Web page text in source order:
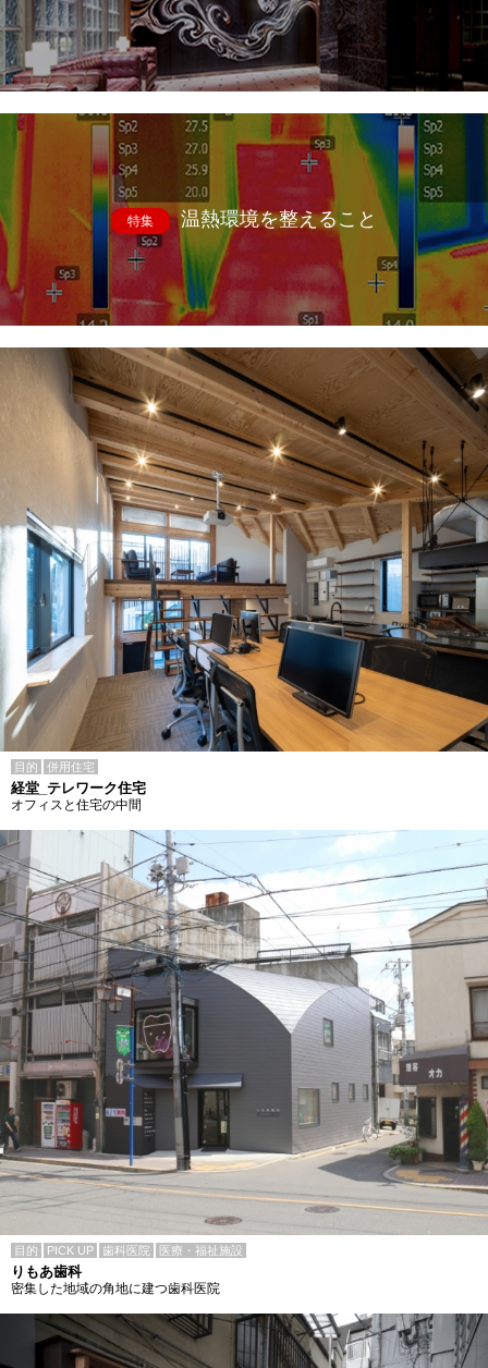
特集 温熱環境を整えること
目的 併用住宅
経堂_テレワーク住宅
オフィスと住宅の中間
目的 PICK UP 歯科医院 医療・福祉施設
りもあ歯科
密集した地域の角地に建つ歯科医院